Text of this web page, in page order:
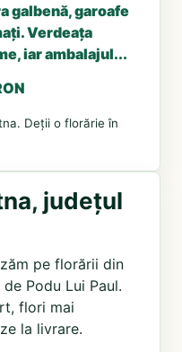
galbenă, garoafe
Verdeața
iar ambalajul...
Deții o florărie în
județul
pe florării din
Podu Lui Paul.
flori mai
la livrare.